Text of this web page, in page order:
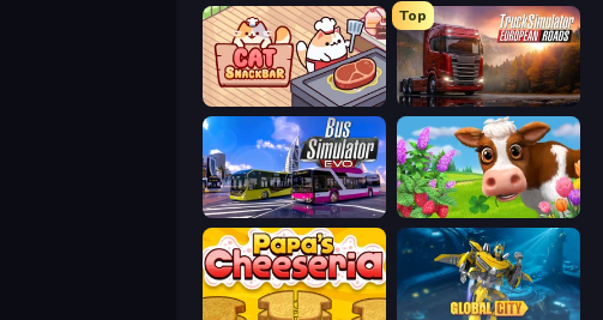
Cat Snack Bar
Top
Truck Simulator: European Roads
Bus Simulator: EVO Country Life Meadows